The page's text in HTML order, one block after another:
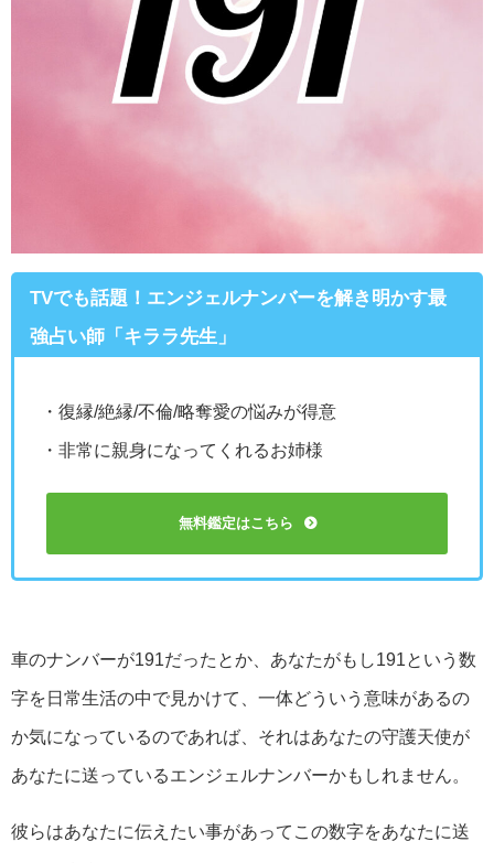
TVでも話題！エンジェルナンバーを解き明かす最
強占い師「キララ先生」
・復縁/絶縁/不倫/略奪愛の悩みが得意
・非常に親身になってくれるお姉様
無料鑑定はこちら
車のナンバーが191だったとか、あなたがもし191という数
字を日常生活の中で見かけて、一体どういう意味があるの
か気になっているのであれば、それはあなたの守護天使が
あなたに送っているエンジェルナンバーかもしれません。
彼らはあなたに伝えたい事があってこの数字をあなたに送